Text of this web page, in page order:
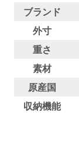
ブランド
外寸
重さ
素材
原産国
収納機能